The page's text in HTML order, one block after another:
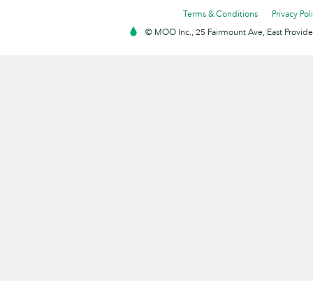
Terms & Conditions
Privacy
© MOO Inc., 25 Fairmount Ave, East